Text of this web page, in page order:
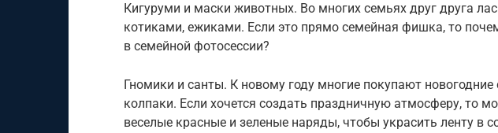
Кигуруми и маски животных. Во многих семьях друг друга
котиками, ежиками. Если это прямо семейная фишка, то
в семейной фотосессии?
Гномики и санты. К новому году многие покупают новогодние
колпаки. Если хочется создать праздничную атмосферу, то
веселые красные и зеленые наряды, чтобы украсить ленту в